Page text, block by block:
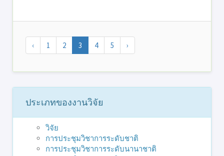
‹ 1 2 3 4 5 ›
ประเภทของงานวิจัย
วิจัย
การประชุมวิชาการระดับชาติ
การประชุมวิชาการระดับนานาชาติ